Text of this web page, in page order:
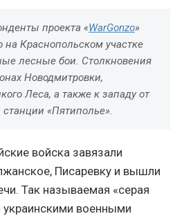
проекта «WarGonzo»
на Краснопольском участке
лесные бои. Столкновения
Новодмитровки,
Леса, а также к западу от
«Пятиполье».
войска завязали
Писаревку и вышли
Так называемая «серая
украинскими военными